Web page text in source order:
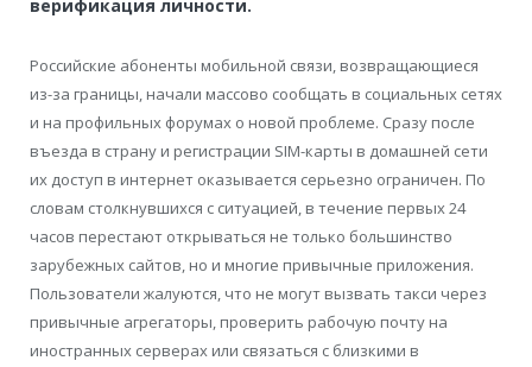
верификация личности.
Российские абоненты мобильной связи, возвращающиеся
из-за границы, начали массово сообщать в социальных сетях
и на профильных форумах о новой проблеме. Сразу после
въезда в страну и регистрации SIM-карты в домашней сети
их доступ в интернет оказывается серьезно ограничен. По
словам столкнувшихся с ситуацией, в течение первых 24
часов перестают открываться не только большинство
зарубежных сайтов, но и многие привычные приложения.
Пользователи жалуются, что не могут вызвать такси через
привычные агрегаторы, проверить рабочую почту на
иностранных серверах или связаться с близкими в